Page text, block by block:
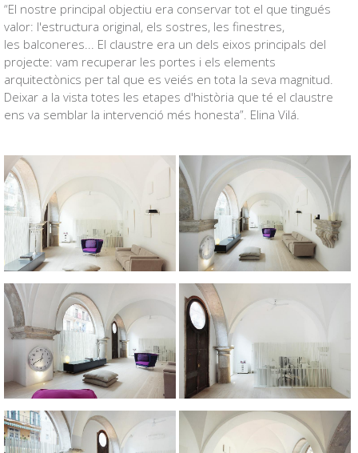
“El nostre principal objectiu era conservar tot el que tingués
valor: l'estructura original, els sostres, les finestres,
les balconeres... El claustre era un dels eixos principals del
projecte: vam recuperar les portes i els elements
arquitectònics per tal que es veiés en tota la seva magnitud.
Deixar a la vista totes les etapes d'història que té el claustre
ens va semblar la intervenció més honesta”. Elina Vilá.